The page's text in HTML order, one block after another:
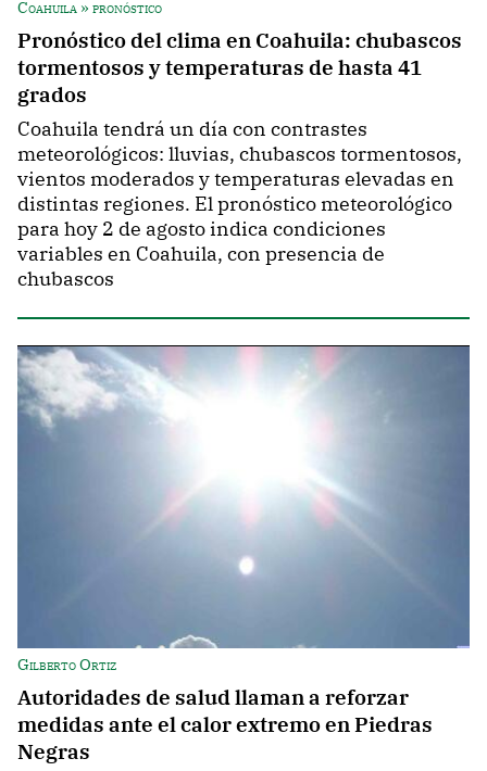
Coahuila » pronóstico
Pronóstico del clima en Coahuila: chubascos
tormentosos y temperaturas de hasta 41
grados
Coahuila tendrá un día con contrastes
meteorológicos: lluvias, chubascos tormentosos,
vientos moderados y temperaturas elevadas en
distintas regiones. El pronóstico meteorológico
para hoy 2 de agosto indica condiciones
variables en Coahuila, con presencia de
chubascos
Gilberto Ortiz
Autoridades de salud llaman a reforzar
medidas ante el calor extremo en Piedras
Negras